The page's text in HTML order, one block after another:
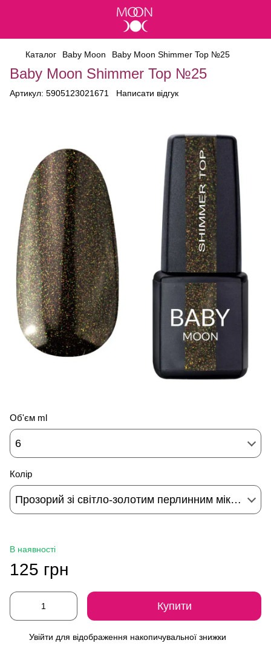
Каталог Baby Moon Baby Moon Shimmer Top №25
Baby Moon Shimmer Top №25
Артикул: 5905123021671 Написати відгук
Об'єм ml
6
Колір
Прозорий зі світло-золотим перлинним мікроблиском
В наявності
125 грн
Купити
Увійти для відображення накопичувальної знижки